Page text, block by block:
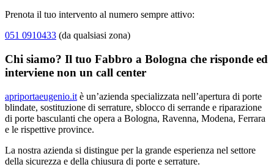
Prenota il tuo intervento al numero sempre attivo:
051 0910433 (da qualsiasi zona)
Chi siamo? Il tuo Fabbro a Bologna che risponde ed
interviene non un call center
apriportaeugenio.it è un’azienda specializzata nell’apertura di porte
blindate, sostituzione di serrature, sblocco di serrande e riparazione
di porte basculanti che opera a Bologna, Ravenna, Modena, Ferrara
e le rispettive province.
La nostra azienda si distingue per la grande esperienza nel settore
della sicurezza e della chiusura di porte e serrature.